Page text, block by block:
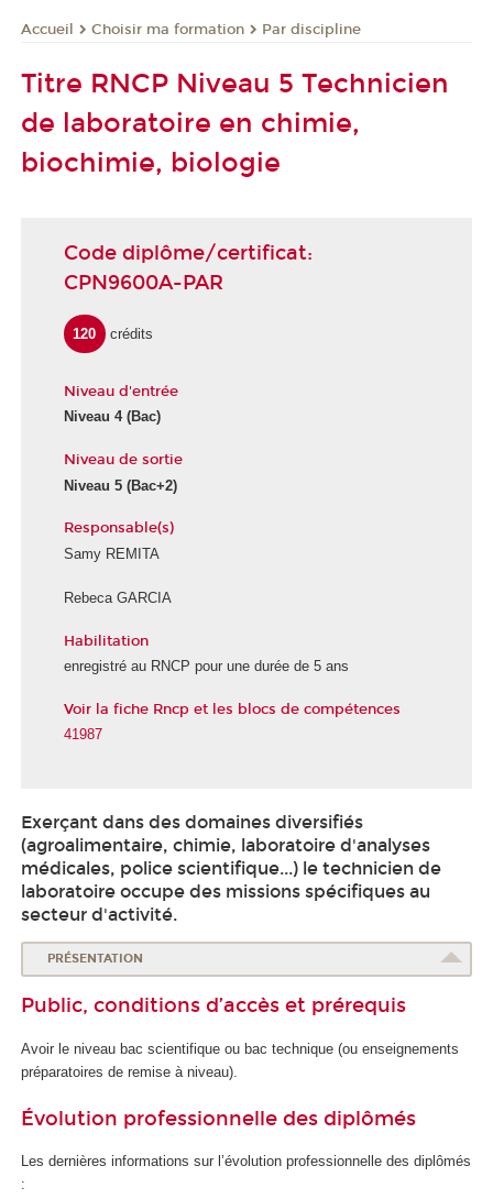
Accueil Choisir ma formation Par discipline
Titre RNCP Niveau 5 Technicien
de laboratoire en chimie,
biochimie, biologie
Code diplôme/certificat:
CPN9600A-PAR
120 crédits
Niveau d'entrée
Niveau 4(Bac)
Niveau de sortie
Niveau 5 (Bac+2)
Responsable(s)
Samy REMITA
Rebeca GARCIA
É
c
l
e
a
S
a
n
t
é
Habilitation
enregistré au RNCP pour une durée de 5 ans
Voir la fiche Rncp et les blocs de compétences
41987
Exerçant dans des domaines diversifiés
(agroalimentaire, chimie, laboratoire d'analyses
médicales, police scientifique...) le technicien de
laboratoire occupe des missions spécifiques au
secteur d'activité.
PRÉSENTATION
Public, conditions d’accès et prérequis
Avoir le niveau bac scientifique ou bac technique (ou enseignements
préparatoires de remise à niveau).
Évolution professionnelle des diplômés
Les dernières informations sur l’évolution professionnelle des diplômés
: